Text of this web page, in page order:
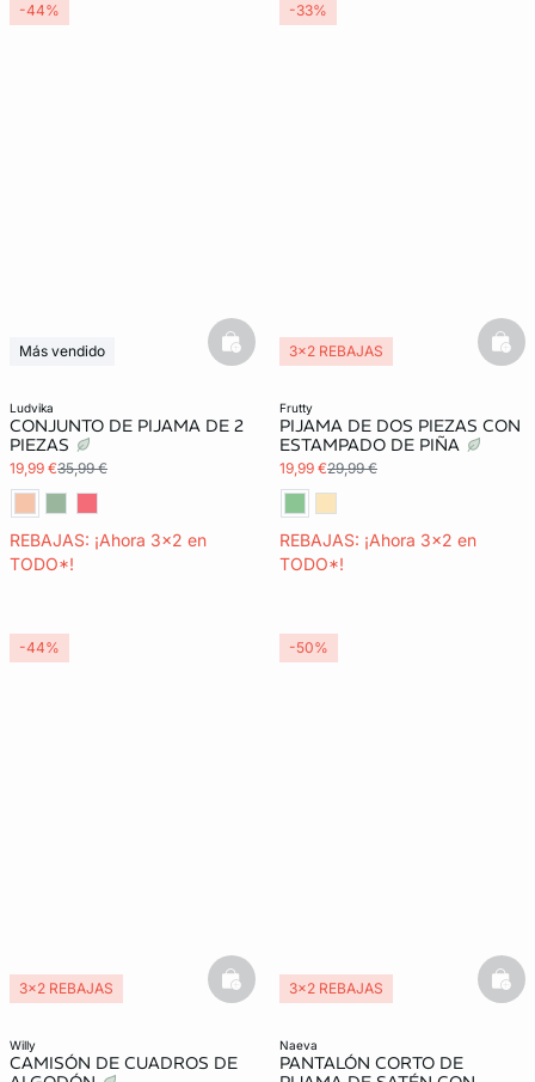
ludvika
CONJUNTO DE PIJAMA DE 2
PIEZAS
19,99 €35,99 €
REBAJAS: ¡Ahora 3x2 en
TODO*!
Más vendido
basketfull
-44%
frutty
PIJAMA DE DOS PIEZAS CON
ESTAMPADO DE PIÑA
19,99 €29,99 €
REBAJAS: ¡Ahora 3x2 en
TODO*!
3x2 REBAJAS
-33%
willy
CAMISÓN DE CUADROS DE
3x2 REBAJAS basketfull
-44%
naeva
PANTALÓN CORTO DE
3x2 REBAJAS
-50%